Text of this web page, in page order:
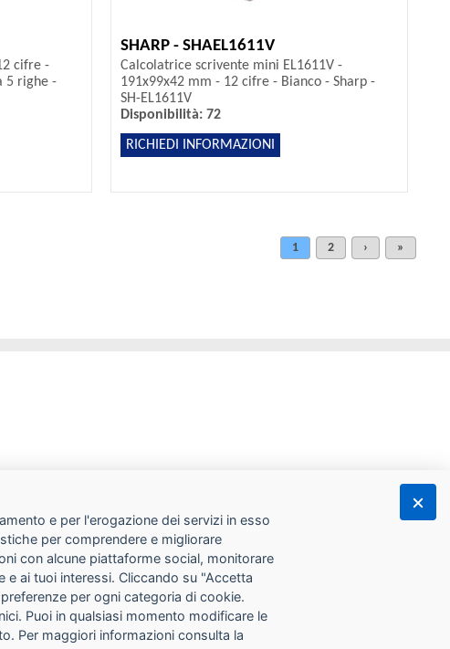
cifre -
5 righe -
SHARP - SHAEL1611V
Calcolatrice scrivente mini EL1611V -
191x99x42 mm - 12 cifre - Bianco - Sharp -
SH-EL1611V
Disponibilità: 72
RICHIEDI INFORMAZIONI
1 2 › »
e per l'erogazione dei servizi in esso
per comprendere e migliorare
con alcune piattaforme social, monitorare
e ai tuoi interessi. Cliccando su "Accetta
per ogni categoria di cookie.
Puoi in qualsiasi momento modificare le
Per maggiori informazioni consulta la